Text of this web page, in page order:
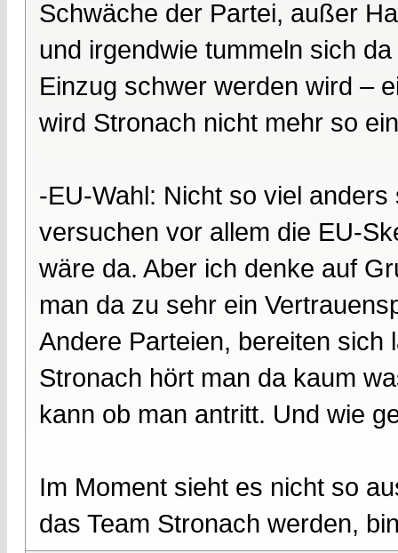
Schwäche der Partei, außer
und irgendwie tummeln sich
Einzug schwer werden wird –
wird Stronach nicht mehr so
-EU-Wahl: Nicht so viel
versuchen vor allem die EU-
wäre da. Aber ich denke auf
man da zu sehr ein
Andere Parteien, bereiten sich
Stronach hört man da kaum
kann ob man antritt. Und wie
Im Moment sieht es nicht so
das Team Stronach werden,